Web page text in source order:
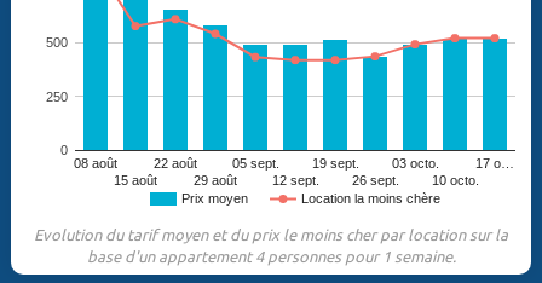
Prix moyen Location la moins chère
08 août
15 août
22 août
29 août
05 sept.
12 sept.
19 sept.
26 sept.
03 octo.
10 octo.
17 o…
0
250
500
Evolution du tarif moyen et du prix le moins cher par location sur la
base d'un appartement 4 personnes pour 1 semaine.